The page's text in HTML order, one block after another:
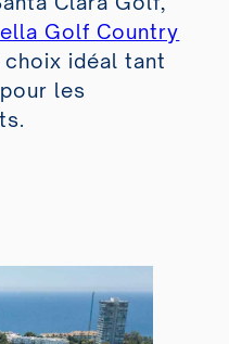
Golf Country
idéal tant
les